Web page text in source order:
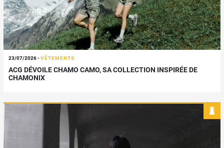
23/07/2026-VÊTEMENTS
ACG DÉVOILE CHAMO CAMO, SA COLLECTION INSPIRÉE DE
CHAMONIX